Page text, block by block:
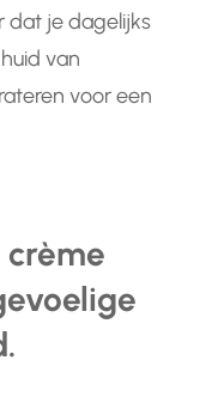
dat je dagelijks
van
voor een